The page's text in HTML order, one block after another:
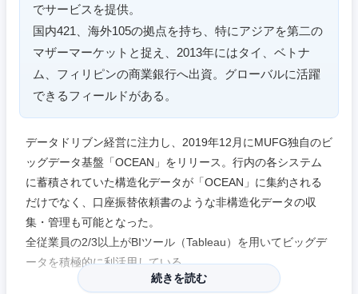
でサービスを提供。
国内421、海外105の拠点を持ち、特にアジアを第二の
マザーマーケットと捉え、2013年にはタイ、ベトナ
ム、フィリピンの商業銀行へ出資。グローバルに活躍
できるフィールドがある。
データドリブン経営に注力し、2019年12月にMUFG独自のビ
ッグデータ基盤「OCEAN」をリリース。行内の各システム
に蓄積されていた構造化データが「OCEAN」に集約される
だけでなく、口座振替依頼書のような非構造化データの収
集・管理も可能となった。
全従業員の2/3以上がBIツール（Tableau）を用いてビッグデ
ータを積極的に利活用している。
続きを読む
近畿地方